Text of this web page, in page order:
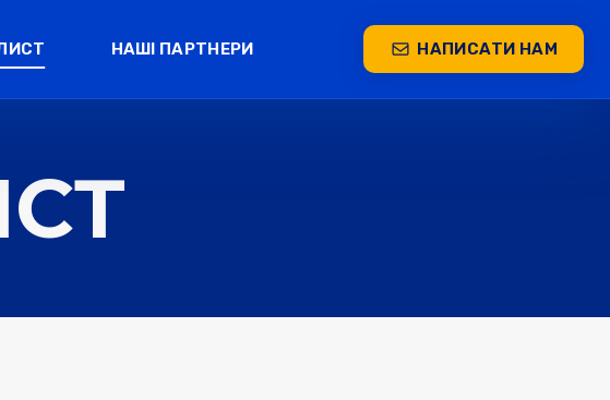
НАШІ ПАРТНЕРИ НАПИСАТИ НАМ